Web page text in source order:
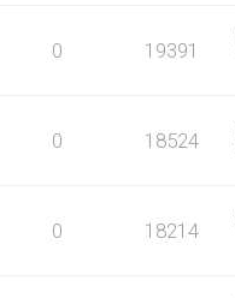
0 19391
0 18524
0 18214